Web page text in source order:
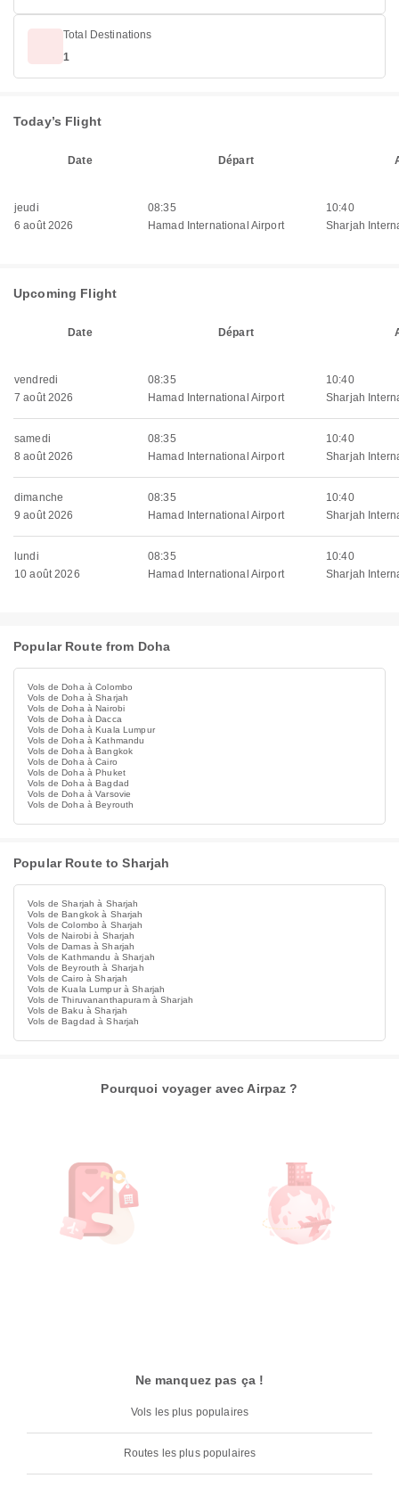
Total Destinations
1
Today’s Flight
Date Départ
jeudi
6 août 2026
08:35
Hamad International Airport
10:40
Sharjah
Upcoming Flight
Date Départ
vendredi
7 août 2026
08:35
Hamad International Airport
10:40
Sharjah
samedi
8 août 2026
08:35
Hamad International Airport
10:40
Sharjah
dimanche
9 août 2026
08:35
Hamad International Airport
10:40
Sharjah
lundi
10 août 2026
08:35
Hamad International Airport
10:40
Sharjah
Popular Route from Doha
Vols de Doha à Colombo
Vols de Doha à Sharjah
Vols de Doha à Nairobi
Vols de Doha à Dacca
Vols de Doha à Kuala Lumpur
Vols de Doha à Kathmandu
Vols de Doha à Bangkok
Vols de Doha à Cairo
Vols de Doha à Phuket
Vols de Doha à Bagdad
Vols de Doha à Varsovie
Vols de Doha à Beyrouth
Popular Route to Sharjah
Vols de Sharjah à Sharjah
Vols de Bangkok à Sharjah
Vols de Colombo à Sharjah
Vols de Nairobi à Sharjah
Vols de Damas à Sharjah
Vols de Kathmandu à Sharjah
Vols de Beyrouth à Sharjah
Vols de Cairo à Sharjah
Vols de Kuala Lumpur à Sharjah
Vols de Thiruvananthapuram à Sharjah
Vols de Baku à Sharjah
Vols de Bagdad à Sharjah
Pourquoi voyager avec Airpaz ?
Ne manquez pas ça !
Vols les plus populaires
Routes les plus populaires